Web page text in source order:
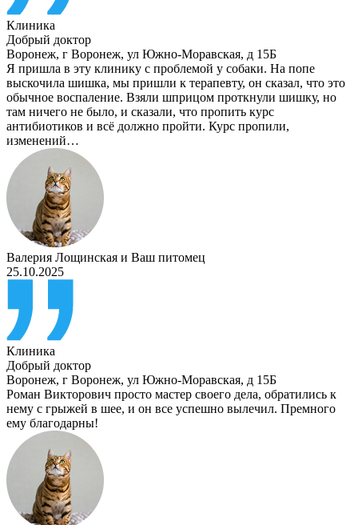
Клиника
Добрый доктор
Воронеж, г Воронеж, ул Южно-Моравская, д 15Б
Я пришла в эту клинику с проблемой у собаки. На попе
выскочила шишка, мы пришли к терапевту, он сказал, что это
обычное воспаление. Взяли шприцом проткнули шишку, но
там ничего не было, и сказали, что пропить курс
антибиотиков и всё должно пройти. Курс пропили,
изменений…
Валерия Лощинская и Ваш питомец
25.10.2025
Клиника
Добрый доктор
Воронеж, г Воронеж, ул Южно-Моравская, д 15Б
Роман Викторович просто мастер своего дела, обратились к
нему с грыжей в шее, и он все успешно вылечил. Премного
ему благодарны!